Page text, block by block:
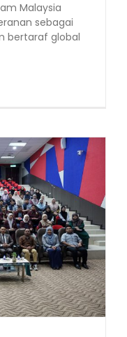
Malaysia
sebagai
bertaraf global